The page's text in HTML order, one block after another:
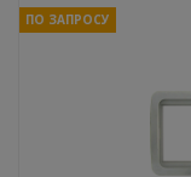
ПО ЗАПРОСУ